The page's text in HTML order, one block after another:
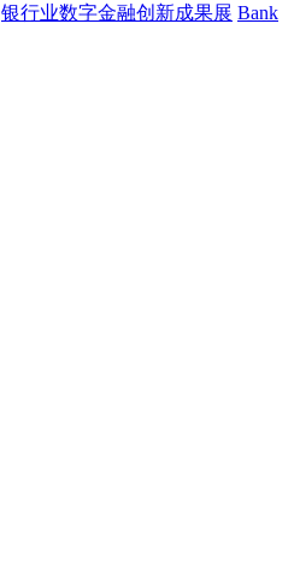
银行业数字金融创新成果展 Bank